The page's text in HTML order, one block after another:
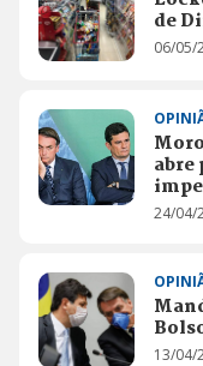
de
06/05/
abre
24/04/
13/04/